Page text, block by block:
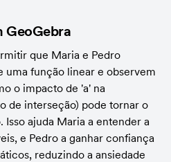
GeoGebra
que Maria e Pedro
uma função linear e observem
o impacto de 'a' na
de interseção) pode tornar o
ajuda Maria a entender a
e Pedro a ganhar confiança
reduzindo a ansiedade